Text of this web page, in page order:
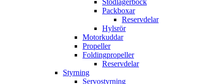
Stödlagerbock
Packboxar
Reservdelar
Hylsrör
Motorkuddar
Propeller
Foldingpropeller
Reservdelar
Styrning
Servostyrning